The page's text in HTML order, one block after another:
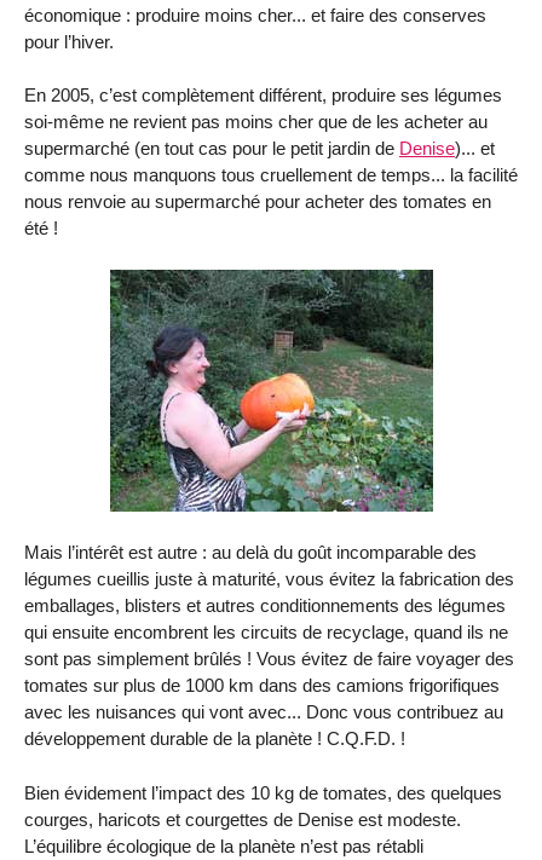
économique : produire moins cher... et faire des conserves
pour l’hiver.
En 2005, c’est complètement différent, produire ses légumes
soi-même ne revient pas moins cher que de les acheter au
supermarché (en tout cas pour le petit jardin de Denise)... et
comme nous manquons tous cruellement de temps... la facilité
nous renvoie au supermarché pour acheter des tomates en
été !
Mais l’intérêt est autre : au delà du goût incomparable des
légumes cueillis juste à maturité, vous évitez la fabrication des
emballages, blisters et autres conditionnements des légumes
qui ensuite encombrent les circuits de recyclage, quand ils ne
sont pas simplement brûlés ! Vous évitez de faire voyager des
tomates sur plus de 1000 km dans des camions frigorifiques
avec les nuisances qui vont avec... Donc vous contribuez au
développement durable de la planète ! C.Q.F.D. !
Bien évidement l’impact des 10 kg de tomates, des quelques
courges, haricots et courgettes de Denise est modeste.
L’équilibre écologique de la planète n’est pas rétabli